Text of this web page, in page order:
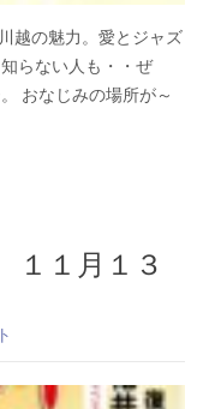
越の魅力。愛とジャズ
らない人も・・ぜ
おなじみの場所が～
１月１３